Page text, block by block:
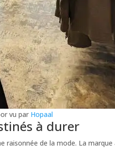
vu par Hopaal
à durer
raisonnée de la mode. La